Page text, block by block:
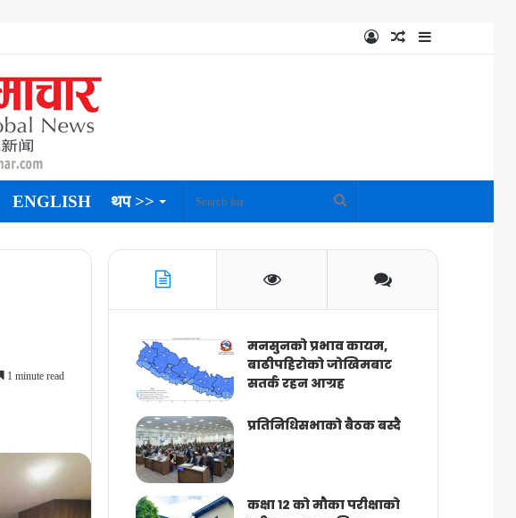
Sidebar
Random
Log
ENGLISH थप >>
1 minute read
मनसुनको प्रभाव कायम,
बाढीपहिरोको जोखिमबाट
सतर्क रहन आग्रह
प्रतिनिधिसभाको बैठक बस्दै
कक्षा १२ को मौका परीक्षाको